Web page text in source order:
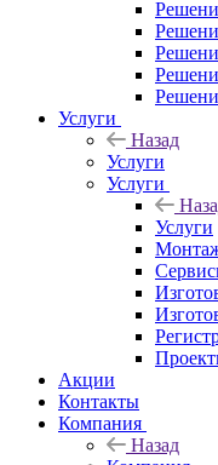
Услуги
Назад
Услуги
Услуги
Услуги
Акции
Контакты
Компания
Назад